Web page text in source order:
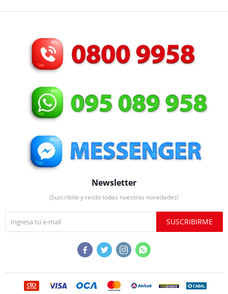
Newsletter
¡Suscribite y recibí todas nuestras novedades!
SUSCRIBIRME
   